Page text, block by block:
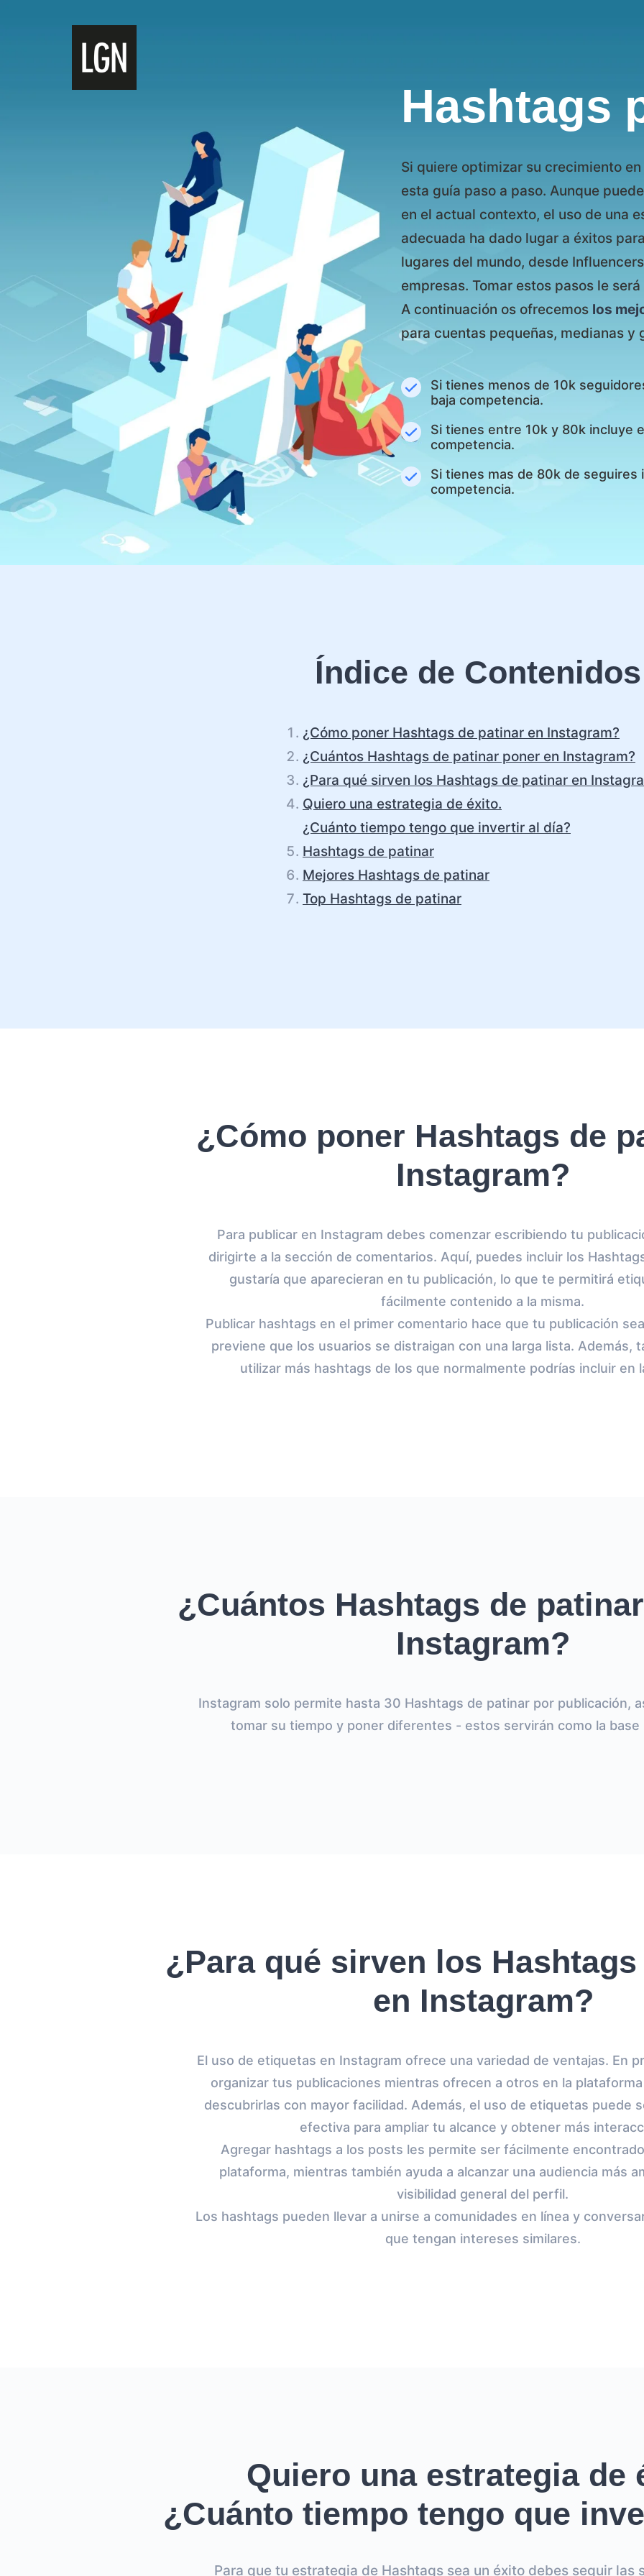
Hashtags
Si quiere optimizar su crecimiento
esta guía paso a paso. Aunque
en el actual contexto, el uso de una
adecuada ha dado lugar a éxitos
lugares del mundo, desde
empresas. Tomar estos pasos le
A continuación os ofrecemos los
para cuentas pequeñas, medianas y
Si tienes menos de 10k
baja competencia.
Si tienes entre 10k y 80k incluye
competencia.
Si tienes mas de 80k de seguires
competencia.
Índice de
¿Cómo poner Hashtags de patinar en Instagram?
¿Cuántos Hashtags de patinar poner en Instagram?
¿Para qué sirven los Hashtags de patinar en
Quiero una estrategia de éxito.
¿Cuánto tiempo tengo que invertir al día?
Hashtags de patinar
Mejores Hashtags de patinar
Top Hashtags de patinar
¿Cómo poner Hashtags de
Instagram?
Para publicar en Instagram debes comenzar escribiendo tu
dirigirte a la sección de comentarios. Aquí, puedes incluir los
gustaría que aparecieran en tu publicación, lo que te permitirá
fácilmente contenido a la misma.
Publicar hashtags en el primer comentario hace que tu publicación
previene que los usuarios se distraigan con una larga lista. Además,
utilizar más hashtags de los que normalmente podrías incluir en
¿Cuántos Hashtags de
Instagram?
Instagram solo permite hasta 30 Hashtags de patinar por publicación,
tomar su tiempo y poner diferentes - estos servirán como la base
¿Para qué sirven los
en Instagram?
El uso de etiquetas en Instagram ofrece una variedad de ventajas. En
organizar tus publicaciones mientras ofrecen a otros en la
descubrirlas con mayor facilidad. Además, el uso de etiquetas puede
efectiva para ampliar tu alcance y obtener más
Agregar hashtags a los posts les permite ser fácilmente
plataforma, mientras también ayuda a alcanzar una audiencia más
visibilidad general del perfil.
Los hashtags pueden llevar a unirse a comunidades en línea y
que tengan intereses similares.
Quiero una estrategia de
¿Cuánto tiempo tengo que
Para que tu estrategia de Hashtags sea un éxito debes seguir las